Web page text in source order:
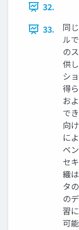
32.
33.
同
ル
の
供
シ
得
お
で
向
に
ベ
セ
織
タ
の
習
可